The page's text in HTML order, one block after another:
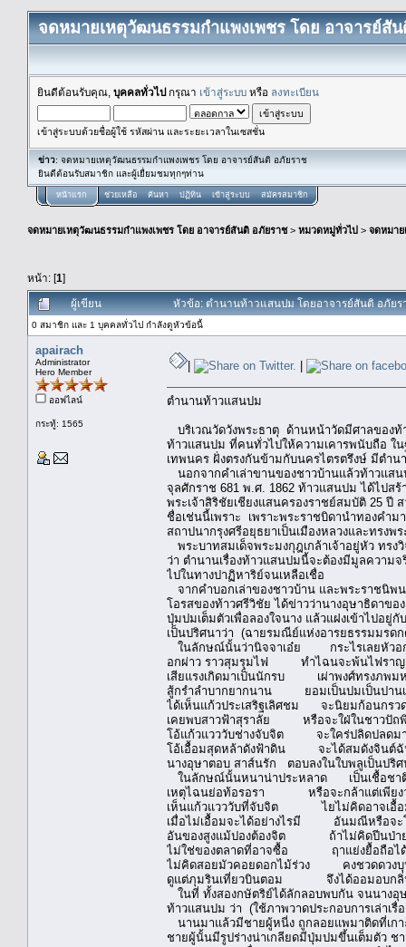
จดหมายเหตุวัฒนธรรมกำแพงเพชร โดย อาจารย์สั
ยินดีต้อนรับคุณ, บุคคลทั่วไปกรุณา เข้าสู่ระบบ หรือ ลงทะเบียน
เข้าสู่ระบบด้วยชื่อผู้ใช้ รหัสผ่าน และระยะเวลาในเซสชั่น
ข่าว: จดหมายเหตุวัฒนธรรมกำแพงเพชร โดย อาจารย์สันติ อภัยราช
ยินดีต้อนรับสมาชิก และผู้เยื่ยมชมทุกๆท่าน
หน้าแรก ช่วยเหลือ ค้นหา ปฏิทิน เข้าสู่ระบบ สมัครสมาชิก
จดหมายเหตุวัฒนธรรมกำแพงเพชร โดย อาจารย์สันติ อภัยราช> หมวดหมู่ทั่วไป > จดหมา
หน้า: [1]
ผู้เขียน หัวข้อ: ตำนานท้าวแสนปม โดยอาจารย์สันติ อภัยร
0 สมาชิก และ 1 บุคคลทั่วไป กำลังดูหัวข้อนี้
apairach
Administrator
Hero Member
ออฟไลน์
กระทู้: 1565
| |
ตำนานท้าวแสนปม
บริเวณวัดวังพระธาตุ ด้านหน้าวัดมีศาลของ
ท้าวแสนปม ที่คนทั่วไปให้ความเคารพนับถือ ใ
เทพนคร ฝั่งตรงกันข้ามกับนครไตรตรึงษ์ มีตำ
นอกจากคำเล่าขานของชาวบ้านแล้วท้าวแส
จุลศักราช 681 พ.ศ. 1862 ท้าวแสนปม ได้ไปส
พระเจ้าสิริชัยเชียงแสนครองราชย์สมบัติ 25 ปี
ชื่อเช่นนี้เพราะ เพราะพระราชบิดานำทองคำม
สถาปนากรุงศรีอยุธยาเป็นเมืองหลวงและทรงพ
พระบาทสมเด็จพระมงกุฎเกล้าเจ้าอยู่หัว ทร
ว่า ตำนานเรื่องท้าวแสนปมนี้จะต้องมีมูลความ
ไปในทางปาฏิหาริย์จนเหลือเชื่อ
จากคำบอกเล่าของชาวบ้าน และพระราชนิพ
โอรสของท้าวศรีวิชัย ได้ข่าวว่านางอุษาธิดาขอ
ปุ่มปมเต็มตัวเพื่อลองใจนาง แล้วแฝงเข้าไปอ
เป็นปริศนาว่า (ฉายรมณีย์แห่งอารยธรรมมรด
ในลักษณ์นั้นว่านิจจาเอ๋ย กระไรเลยหัวอ
อกผ่าว ราวสุมรุมไฟ ทำไฉนจะพ้นไฟราญ
เสียแรงเกิดมาเป็นนักรบ เผ่าพงศ์ทรงภพม
สู้กรำลำบากยากนาน ยอมเป็นปมเป็นปานเ
ได้เห็นแก้วประเสริฐเลิศชม จะนิยมก้อนกรว
เคยพบสาวฟ้าสุราลัย หรือจะใฝ่ในชาวปัถ
โอ้แก้วแวววับช่างจับจิต จะใคร่ปลิดปลดมา
โอ้เอื้อมสุดหล้าดังฟ้าดิน จะได้สมดังจินต์ฉั
นางอุษาตอบ สาส์นรัก ตอบลงในใบพลูเป็นปริศ
ในลักษณ์นั้นหนาน่าประหลาด เป็นเชื้อชา
เหตุไฉนย่อท้อรอรา หรือจะกล้าแต่เพียง
เห็นแก้วแวววับที่จับจิต ไยไม่คิดอาจเอื้อ
เมื่อไม่เอื้อมจะได้อย่างไรมี อันมณีหรือจะ
อันของสูงแม้ปองต้องจิต ถ้าไม่คิดปีนป่าย
ไม่ใช่ของตลาดที่อาจซื้อ ฤาแย่งยื้อถือได้
ไม่คิดสอยมัวคอยดอกไม้ร่วง คงชวดดวงบุ
ดูแต่ภุมรินเที่ยวบินตอม จึงได้ออมอบกลิ่
ในที่ ทั้งสองกษัตริย์ได้ลักลอบพบกัน จนนางอุษ
ท้าวแสนปม ว่า (ใช้ภาพวาดประกอบการเล่าเรื่อ
นานมาแล้วมีชายผู้หนี่ง ถูกลอยแพมาติดที่เกา
ชายผู้นั้นมีรูปร่างน่าเกลียดมีปุ่มปมขึ้นเต็มตัว ชา